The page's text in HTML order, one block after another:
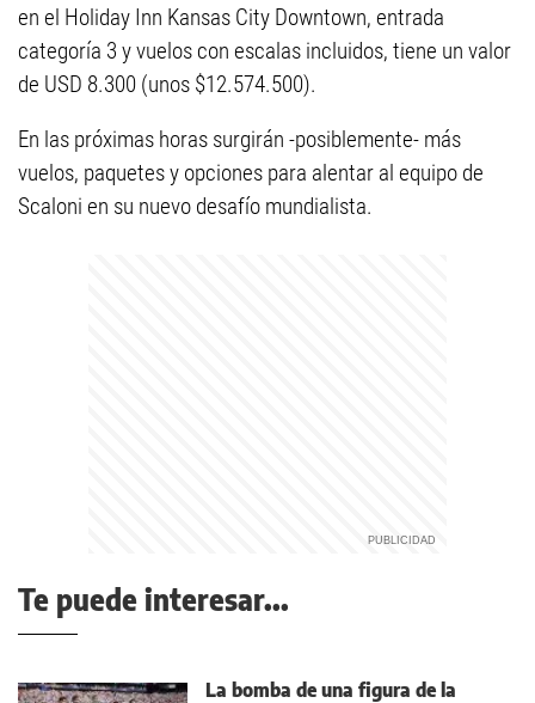
en el Holiday Inn Kansas City Downtown, entrada
categoría 3 y vuelos con escalas incluidos, tiene un valor
de USD 8.300 (unos $12.574.500).
En las próximas horas surgirán -posiblemente- más
vuelos, paquetes y opciones para alentar al equipo de
Scaloni en su nuevo desafío mundialista.
Te puede interesar...
La bomba de una figura de la